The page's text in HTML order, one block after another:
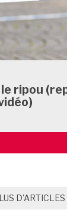
le ripou
D'ARTICLES